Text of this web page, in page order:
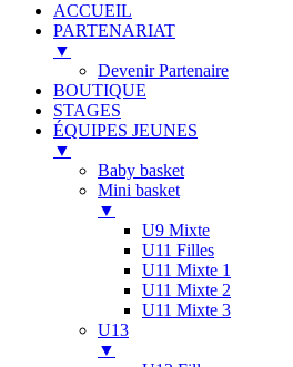
ACCUEIL
PARTENARIAT
▼
Devenir Partenaire
BOUTIQUE
STAGES
ÉQUIPES JEUNES
▼
Baby basket
Mini basket
▼
U9 Mixte
U11 Filles
U11 Mixte 1
U11 Mixte 2
U11 Mixte 3
U13
▼